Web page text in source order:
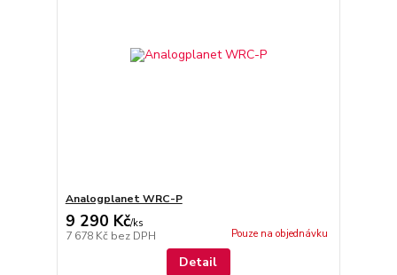
Analogplanet WRC-P
9 290 Kč/ks
7 678 Kč bez DPH Pouze na objednávku
Detail